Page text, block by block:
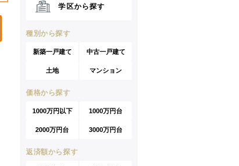
学区から探す
種別から探す
新築一戸建て 中古一戸建て
土地 マンション
価格から探す
1000万円以下 1000万円台
2000万円台 3000万円台
返済額から探す